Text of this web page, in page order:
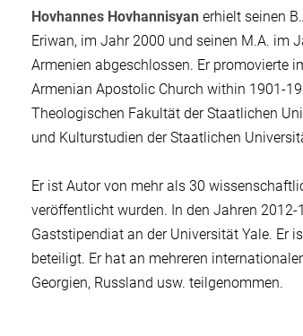
Hovhannes Hovhannisyan erhielt seinen
Eriwan, im Jahr 2000 und seinen M.A. im
Armenien abgeschlossen. Er promovierte
Armenian Apostolic Church within 1901-
Theologischen Fakultät der Staatlichen
und Kulturstudien der Staatlichen
Er ist Autor von mehr als 30
veröffentlicht wurden. In den Jahren
Gaststipendiat an der Universität Yale. Er
beteiligt. Er hat an mehreren
Georgien, Russland usw. teilgenommen.